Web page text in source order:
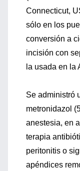
Connecticut,
sólo en los
conversión a
incisión con
la usada en la
Se administró
metronidazol
anestesia, en
terapia
peritonitis o
apéndices